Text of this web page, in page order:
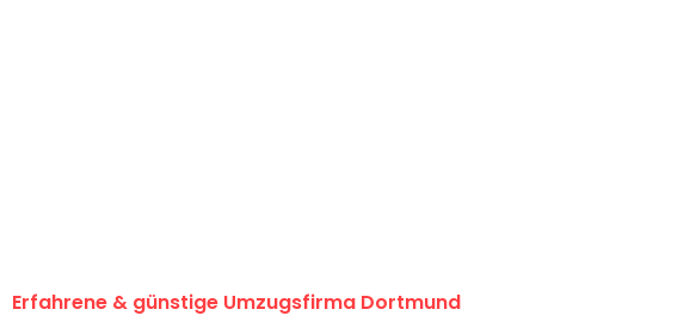
Erfahrene & günstige Umzugsfirma Dortmund